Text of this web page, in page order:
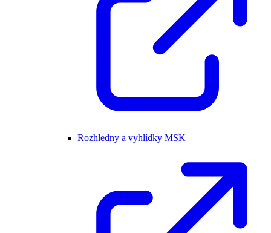
Rozhledny a vyhlídky MSK